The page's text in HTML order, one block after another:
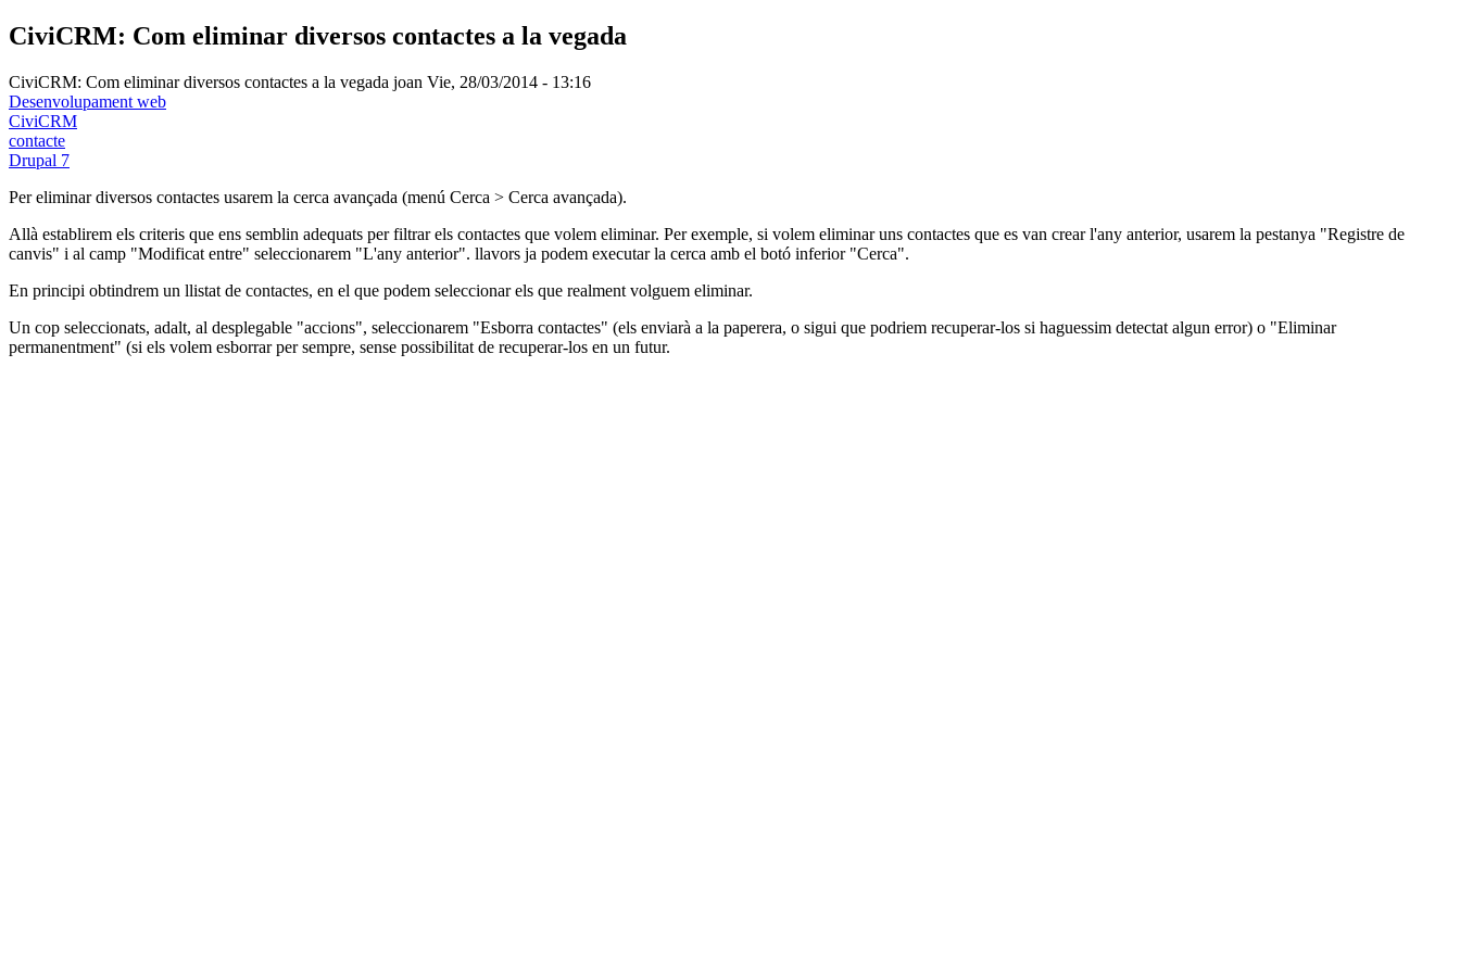
CiviCRM: Com eliminar diversos contactes a la vegada
CiviCRM: Com eliminar diversos contactes a la vegada joan Vie, 28/03/2014 - 13:16
Desenvolupament web
CiviCRM
contacte
Drupal 7
Per eliminar diversos contactes usarem la cerca avançada (menú Cerca > Cerca avançada).
Allà establirem els criteris que ens semblin adequats per filtrar els contactes que volem eliminar. Per exemple, si volem eliminar uns contactes que es van crear l'any anterior, usarem la pestanya "Registre de
canvis" i al camp "Modificat entre" seleccionarem "L'any anterior". llavors ja podem executar la cerca amb el botó inferior "Cerca".
En principi obtindrem un llistat de contactes, en el que podem seleccionar els que realment volguem eliminar.
Un cop seleccionats, adalt, al desplegable "accions", seleccionarem "Esborra contactes" (els enviarà a la paperera, o sigui que podriem recuperar-los si haguessim detectat algun error) o "Eliminar
permanentment" (si els volem esborrar per sempre, sense possibilitat de recuperar-los en un futur.